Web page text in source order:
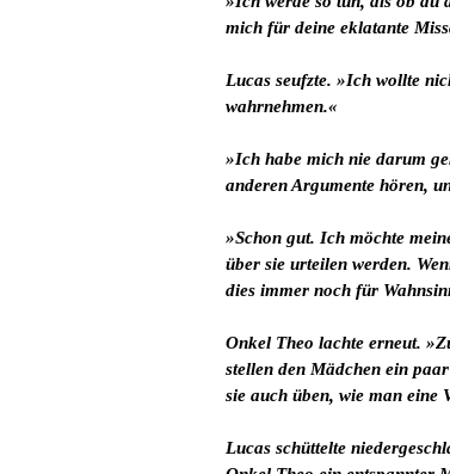
mich für deine eklatante
Lucas seufzte. »Ich wollte
wahrnehmen.«
»Ich habe mich nie darum
anderen Argumente hören,
»Schon gut. Ich möchte
über sie urteilen werden.
dies immer noch für
Onkel Theo lachte erneut.
stellen den Mädchen ein
sie auch üben, wie man eine
Lucas schüttelte